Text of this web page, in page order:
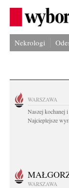
Nekrologi
WARSZAWA
Naszej kochanej
Najcieplejsze
WARSZAWA